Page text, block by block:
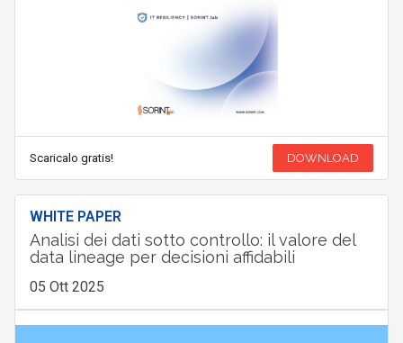
Scaricalo gratis! DOWNLOAD
WHITE PAPER
Analisi dei dati sotto controllo: il valore del
data lineage per decisioni affidabili
05 Ott 2025